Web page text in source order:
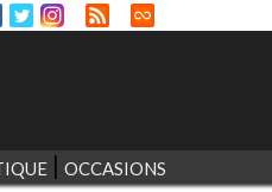
OCCASIONS